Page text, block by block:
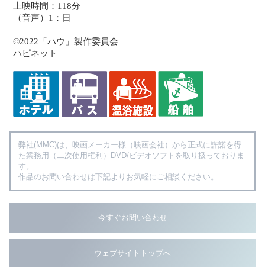
上映時間：118分
（音声）1：日
©2022「ハウ」製作委員会
ハピネット
弊社(MMC)は、映画メーカー様（映画会社）から正式に許諾を得
た業務用（二次使用権利）DVD/ビデオソフトを取り扱っておりま
す。
作品のお問い合わせは下記よりお気軽にご相談ください。
今すぐお問い合わせ
ウェブサイトトップへ